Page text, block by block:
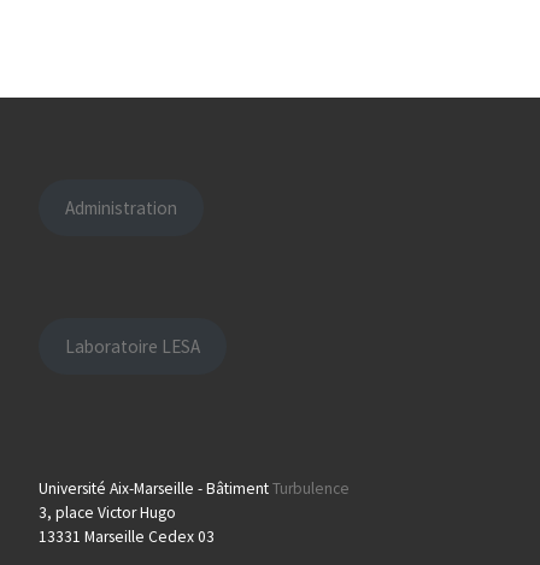
Administration
Laboratoire LESA
Université Aix-Marseille - BâtimentTurbulence
3, place Victor Hugo
13331 Marseille Cedex 03